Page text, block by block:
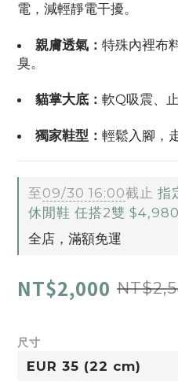
電，減輕靜電干擾。
親膚透氣： 特殊內裡布
臭。
貓掌大底： 軟Q吸震、
獨家鞋型： 輕鬆入腳，
至09/30 16:00截止 指
休閒鞋 任搭2雙 $4,980
全店，滿額免運
NT$2,000
尺寸